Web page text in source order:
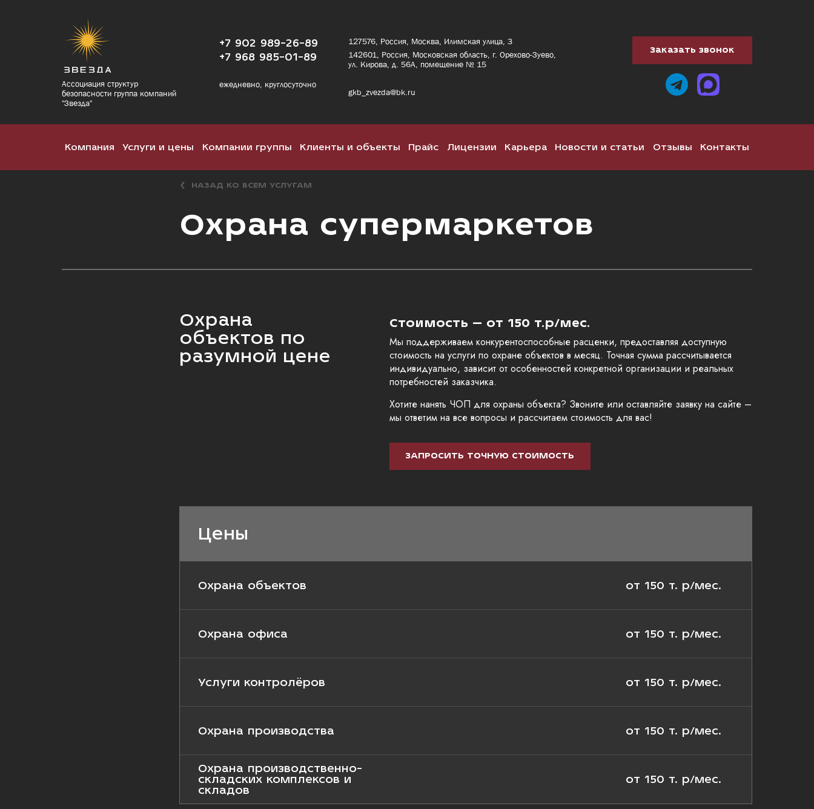
Ассоциация структур
безопасности группа компаний
"Звезда"
+7 902 989-26-89
+7 968 985-01-89
ежедневно, круглосуточно
127576, Россия, Москва, Илимская улица, 3
142601, Россия, Московская область, г. Орехово-Зуево,
ул. Кирова, д. 56А, помещение № 15
gkb_zvezda@bk.ru
Заказать звонок
Компания Услуги и цены Компании группы Клиенты и объекты Прайс Лицензии Карьера Новости и статьи Отзывы Контакты
НАЗАД КО ВСЕМ УСЛУГАМ
Охрана супермаркетов
Охрана
объектов по
разумной цене
Стоимость – от 150 т.р/мес.
Мы поддерживаем конкурентоспособные расценки, предоставляя доступную
стоимость на услуги по охране объектов в месяц. Точная сумма рассчитывается
индивидуально, зависит от особенностей конкретной организации и реальных
потребностей заказчика.
Хотите нанять ЧОП для охраны объекта? Звоните или оставляйте заявку на сайте –
мы ответим на все вопросы и рассчитаем стоимость для вас!
ЗАПРОСИТЬ ТОЧНУЮ СТОИМОСТЬ
Цены
Охрана объектов от 150 т. р/мес.
Охрана офиса от 150 т. р/мес.
Услуги контролёров от 150 т. р/мес.
Охрана производства от 150 т. р/мес.
Охрана производственно-
складских комплексов и
складов
от 150 т. р/мес.